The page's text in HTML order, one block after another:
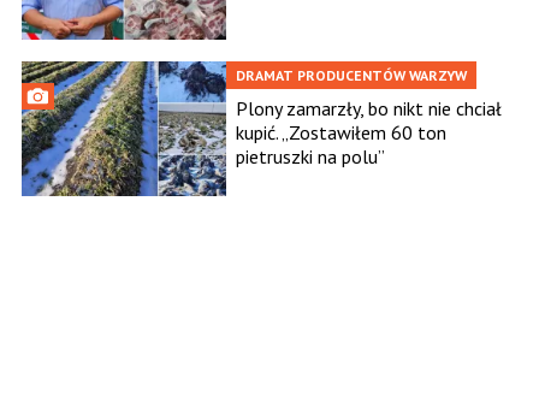
DRAMAT PRODUCENTÓW WARZYW
Plony zamarzły, bo nikt nie chciał
kupić. „Zostawiłem 60 ton
pietruszki na polu”